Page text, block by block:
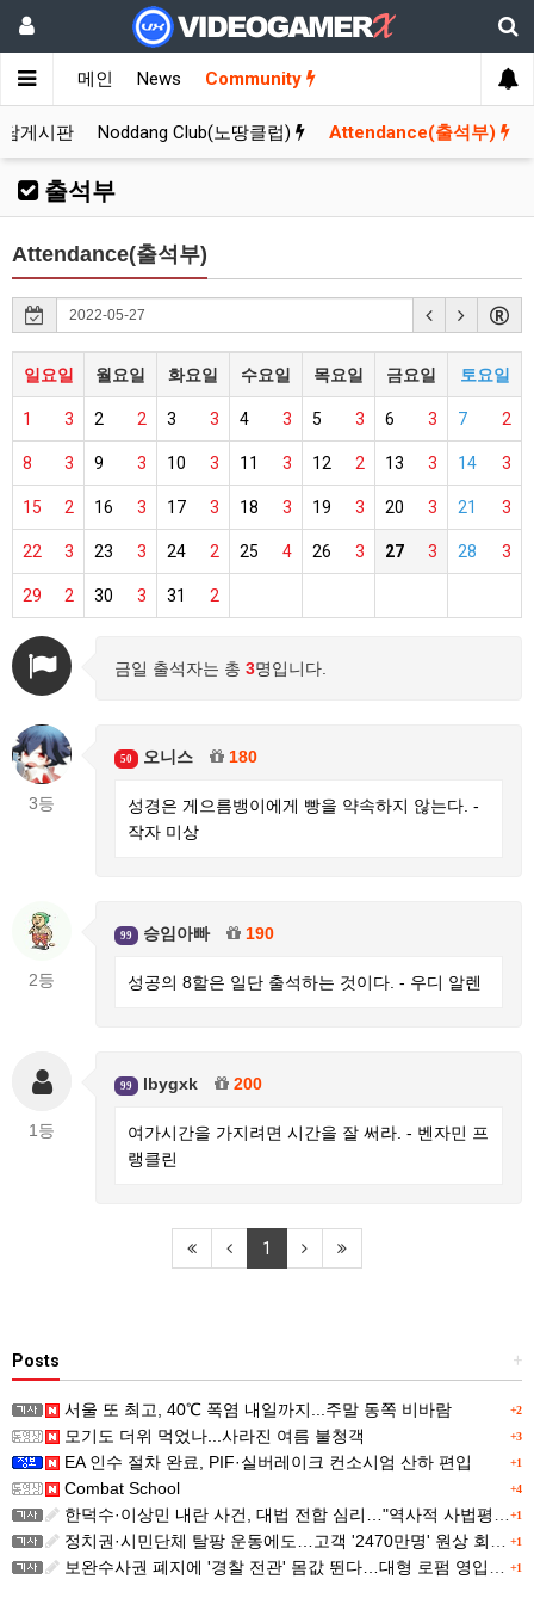
메인 News Community
게시판 Noddang Club(노땅클럽) Attendance(출석부)
출석부
Attendance(출석부)
일요일 월요일 화요일 수요일 목요일 금요일 토요일
3
1 2
2 3
3 3
4 3
5 3
6 2
7
3
8 3
9 3
10 3
11 2
12 3
13 3
14
2
15 3
16 3
17 3
18 3
19 3
20 3
21
3
22 3
23 2
24 4
25 3
26 3
27 3
28
2
29 3
30 2
31
금일 출석자는 총 3명입니다.
3등
50 오니스 180
성경은 게으름뱅이에게 빵을 약속하지 않는다. -
작자 미상
2등
99 승임아빠 190
성공의 8할은 일단 출석하는 것이다. - 우디 알렌
1등
99 lbygxk 200
여가시간을 가지려면 시간을 잘 써라. - 벤자민 프
랭클린
1
+
Posts
+2
서울 또 최고, 40℃ 폭염 내일까지...주말 동쪽 비바람
+3
모기도 더위 먹었나...사라진 여름 불청객
+1
EA 인수 절차 완료, PIF·실버레이크 컨소시엄 산하 편입
+4
Combat School
+1
한덕수·이상민 내란 사건, 대법 전합 심리…"역사적 사법평가"(종합)
+1
정치권·시민단체 탈팡 운동에도…고객 '2470만명' 원상 회복, "고물가에 돌팡"
+1
보완수사권 폐지에 '경찰 전관' 몸값 뛴다…대형 로펌 영입전쟁